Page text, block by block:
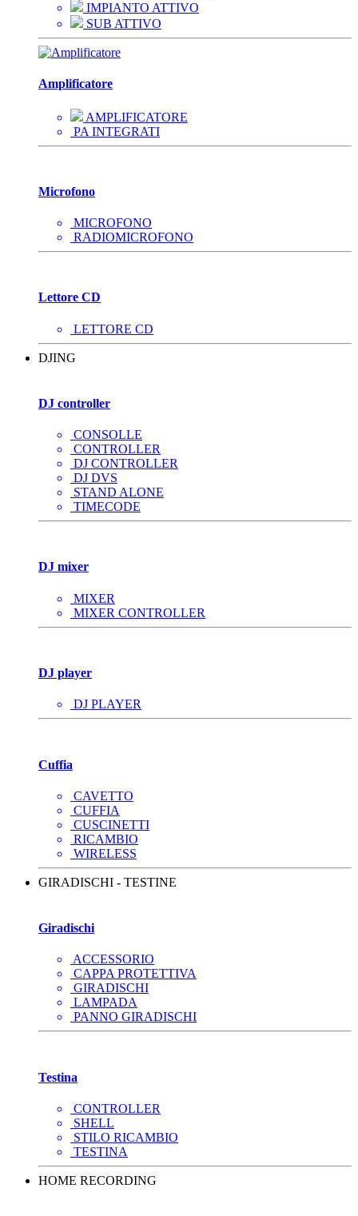
IMPIANTO ATTIVO
SUB ATTIVO
Amplificatore
AMPLIFICATORE
PA INTEGRATI
Microfono
MICROFONO
RADIOMICROFONO
Lettore CD
LETTORE CD
DJING
DJ controller
CONSOLLE
CONTROLLER
DJ CONTROLLER
DJ DVS
STAND ALONE
TIMECODE
DJ mixer
MIXER
MIXER CONTROLLER
DJ player
DJ PLAYER
Cuffia
CAVETTO
CUFFIA
CUSCINETTI
RICAMBIO
WIRELESS
GIRADISCHI - TESTINE
Giradischi
ACCESSORIO
CAPPA PROTETTIVA
GIRADISCHI
LAMPADA
PANNO GIRADISCHI
Testina
CONTROLLER
SHELL
STILO RICAMBIO
TESTINA
HOME RECORDING